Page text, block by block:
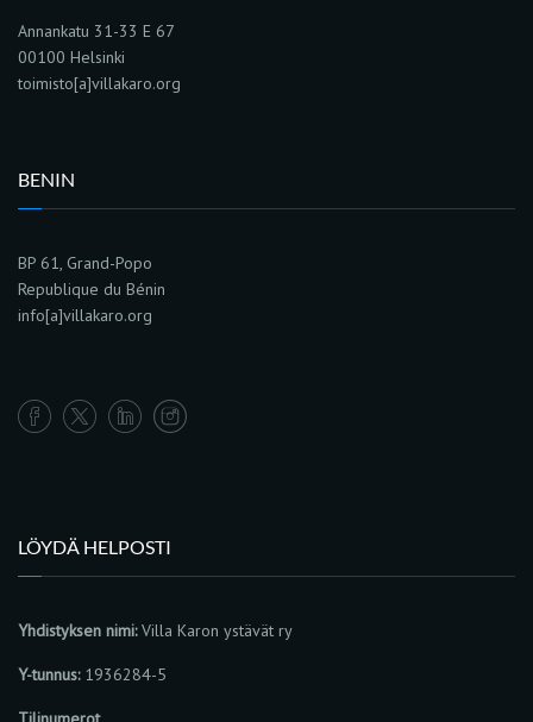
Annankatu 31-33 E 67
00100 Helsinki
toimisto[a]villakaro.org
BENIN
BP 61, Grand-Popo
Republique du Bénin
info[a]villakaro.org
LÖYDÄ HELPOSTI
Yhdistyksen nimi:Villa Karon ystävät ry
Y-tunnus:1936284-5